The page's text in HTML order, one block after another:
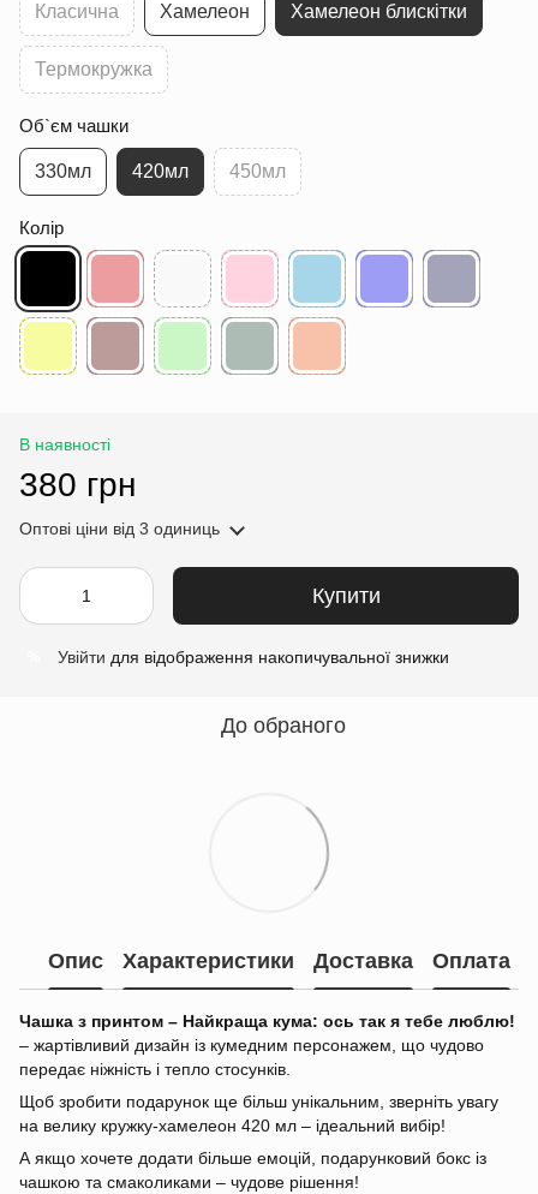
Класична Хамелеон Хамелеон блискітки
Термокружка
Об`єм чашки
330мл 420мл 450мл
Колір
В наявності
380 грн
Оптові ціни від 3 одиниць
Купити
Увійти для відображення накопичувальної знижки
До обраного
Опис Характеристики Доставка Оплата
Чашка з принтом – Найкраща кума: ось так я тебе люблю!
– жартівливий дизайн із кумедним персонажем, що чудово
передає ніжність і тепло стосунків.
Щоб зробити подарунок ще більш унікальним, зверніть увагу
на велику кружку-хамелеон 420 мл – ідеальний вибір!
А якщо хочете додати більше емоцій, подарунковий бокс із
чашкою та смаколиками – чудове рішення!